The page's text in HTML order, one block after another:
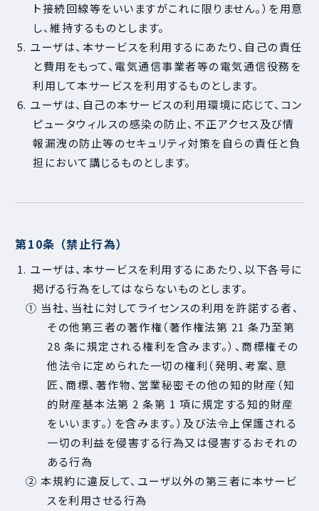
ト接続回線等をいいますがこれに限りません。）を用意
し、維持するものとします。
5. ユーザは、本サービスを利用するにあたり、自己の責任
と費用をもって、電気通信事業者等の電気通信役務を
利用して本サービスを利用するものとします。
6. ユーザは、自己の本サービスの利用環境に応じて、コン
ピュータウィルスの感染の防止、不正アクセス及び情
報漏洩の防止等のセキュリティ対策を自らの責任と負
担において講じるものとします。
第10条 （禁止行為）
1. ユーザは、本サービスを利用するにあたり、以下各号に
掲げる行為をしてはならないものとします。
① 当社、当社に対してライセンスの利用を許諾する者、
その他第三者の著作権（著作権法第 21 条乃至第
28 条に規定される権利を含みます。）、商標権その
他法令に定められた一切の権利（発明、考案、意
匠、商標、著作物、営業秘密その他の知的財産（知
的財産基本法第 2 条第 1 項に規定する知的財産
をいいます。）を含みます。）及び法令上保護される
一切の利益を侵害する行為又は侵害するおそれの
ある行為
② 本規約に違反して、ユーザ以外の第三者に本サービ
スを利用させる行為